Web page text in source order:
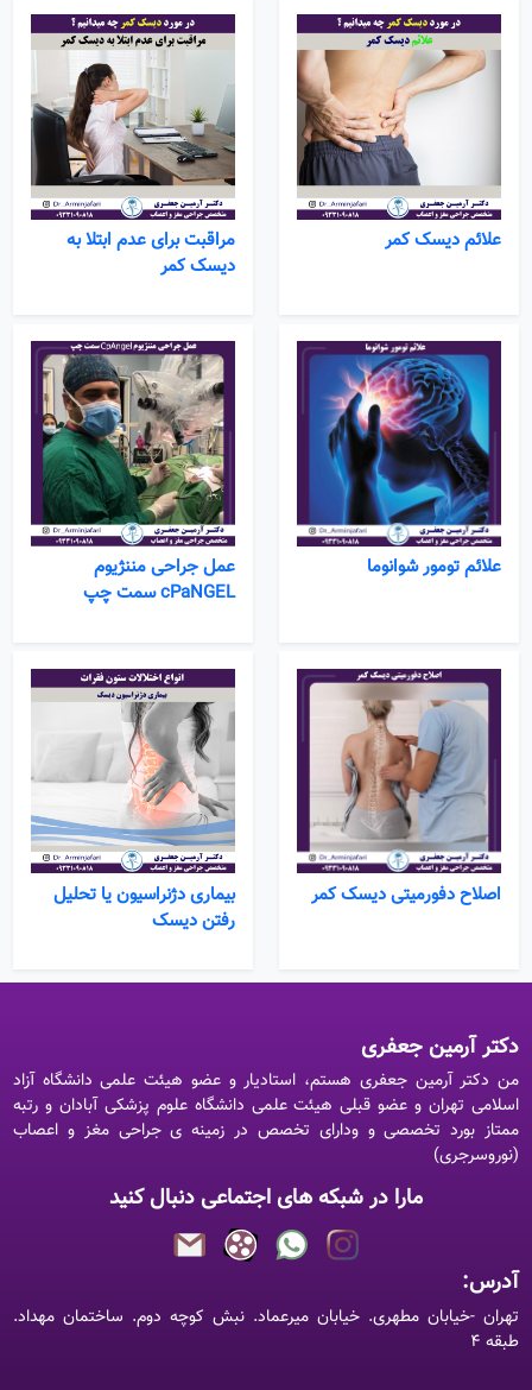
علائم دیسک کمر
مراقبت برای عدم ابتلا به
دیسک کمر
علائم تومور شوانوما
عمل جراحی مننژیوم
cPaNGEL سمت چپ
اصلاح دفورمیتی دیسک کمر
بیماری دژنراسیون یا تحلیل
رفتن دیسک
دکتر آرمین جعفری
من دکتر آرمین جعفری هستم، استادیار و عضو هیئت علمی دانشگاه آزاد
اسلامی تهران و عضو قبلی هیئت علمی دانشگاه علوم پزشکی آبادان و رتبه
ممتاز بورد تخصصی و ودارای تخصص در زمینه ی جراحی مغز و اعصاب
(نوروسرجری)
مارا در شبکه های اجتماعی دنبال کنید
آدرس:
تهران -خیابان مطهری. خیابان میرعماد. نبش کوچه دوم. ساختمان مهداد.
طبقه ۴